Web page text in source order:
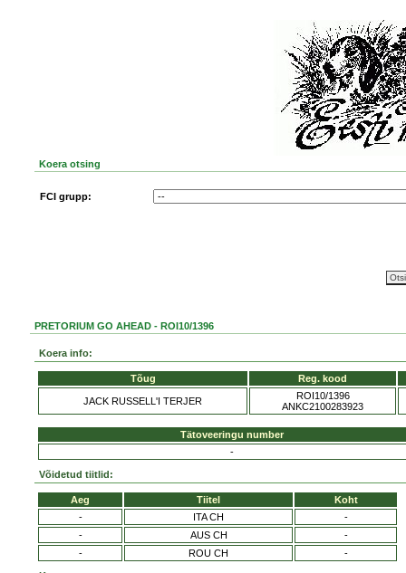
Koera otsing
FCI grupp:
PRETORIUM GO AHEAD - ROI10/1396
Koera info:
Tõug Reg. kood
JACK RUSSELL'I TERJER
ROI10/1396
ANKC2100283923
Tätoveeringu number
-
Võidetud tiitlid:
Aeg Tiitel
Koht
-
ITA CH
-
-
AUS CH
-
-
ROU CH -